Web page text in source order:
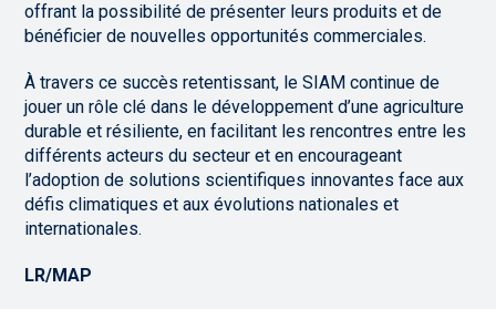
offrant la possibilité de présenter leurs produits et de
bénéficier de nouvelles opportunités commerciales.
À travers ce succès retentissant, le SIAM continue de
jouer un rôle clé dans le développement d’une agriculture
durable et résiliente, en facilitant les rencontres entre les
différents acteurs du secteur et en encourageant
l’adoption de solutions scientifiques innovantes face aux
défis climatiques et aux évolutions nationales et
internationales.
LR/MAP